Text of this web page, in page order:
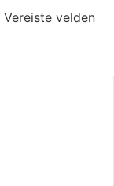
Vereiste velden